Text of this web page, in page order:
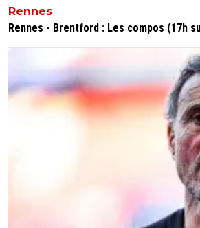
Rennes
Rennes - Brentford : Les compos (17h